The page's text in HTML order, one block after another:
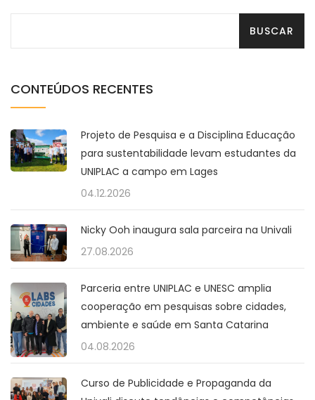
CONTEÚDOS RECENTES
Projeto de Pesquisa e a Disciplina Educação
para sustentabilidade levam estudantes da
UNIPLAC a campo em Lages
04.12.2026
Nicky Ooh inaugura sala parceira na Univali
27.08.2026
Parceria entre UNIPLAC e UNESC amplia
cooperação em pesquisas sobre cidades,
ambiente e saúde em Santa Catarina
04.08.2026
Curso de Publicidade e Propaganda da